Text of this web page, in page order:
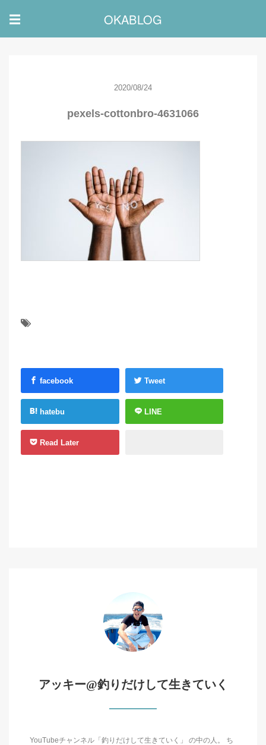
☰ OKABLOG
2020/08/24
pexels-cottonbro-4631066
facebook Tweet
hatebu LINE
Read Later
アッキー@釣りだけして生きていく
YouTubeチャンネル「釣りだけして生きていく」 の中の人。 ち